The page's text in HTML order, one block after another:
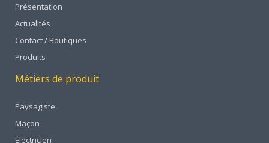
Présentation
Actualités
Contact / Boutiques
Produits
Métiers de produit
Paysagiste
Maçon
Électricien